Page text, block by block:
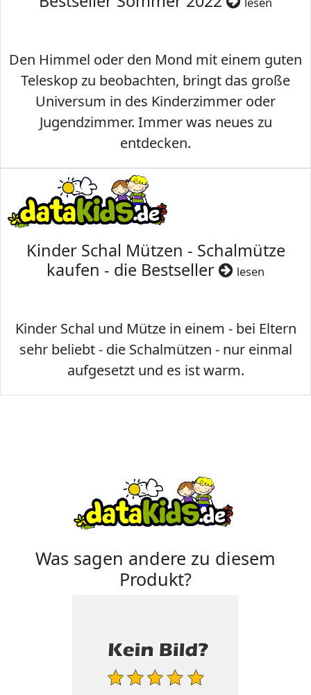
Den Himmel oder den Mond mit einem guten
Teleskop zu beobachten, bringt das große
Universum in des Kinderzimmer oder
Jugendzimmer. Immer was neues zu
entdecken.
Kinder Schal Mützen - Schalmütze
kaufen - die Bestseller
lesen
Kinder Schal und Mütze in einem - bei Eltern
sehr beliebt - die Schalmützen - nur einmal
aufgesetzt und es ist warm.
Was sagen andere zu diesem
Produkt?